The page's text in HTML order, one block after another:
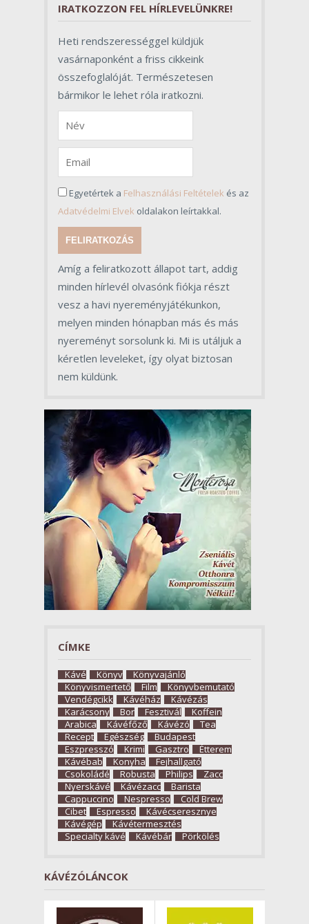
IRATKOZZON FEL HÍRLEVELÜNKRE!
Heti rendszerességgel küldjük
vasárnaponként a friss cikkeink
összefoglalóját. Természetesen
bármikor le lehet róla iratkozni.
Egyetértek a Felhasználási Feltételek és az
Adatvédelmi Elvek oldalakon leírtakkal.
FELIRATKOZÁS
Amíg a feliratkozott állapot tart, addig
minden hírlevél olvasónk fiókja részt
vesz a havi nyereményjátékunkon,
melyen minden hónapban más és más
nyereményt sorsolunk ki. Mi is utáljuk a
kéretlen leveleket, így olyat biztosan
nem küldünk.
CÍMKE
Kávé Könyv
Könyvajánló
Könyvismertető
Film
Könyvbemutató
Vendégcikk
Kávéház
Kávézás
Karácsony
Bor Fesztivál
Koffein
Arabica
Kávéfőző Kávézó
Tea
Recept
Egészség
Budapest
Eszpresszó
Krimi Gasztro
Étterem
Kávébab
Konyha
Fejhallgató
Csokoládé
Robusta Philips
Zacc
Nyerskávé
Kávézacc
Barista
Cappuccino
Nespresso
Cold Brew
Cibet
Espresso
Kávécseresznye
Kávégép
Kávétermesztés
Specialty kávé
Kávébár Pörkölés
KÁVÉZÓLÁNCOK